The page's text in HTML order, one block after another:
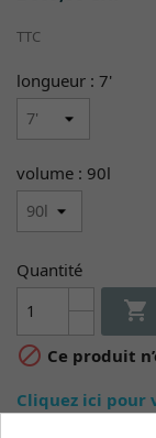
TTC
longueur : 7'
volume : 90l
Quantité

 Ce produit
Cliquez ici